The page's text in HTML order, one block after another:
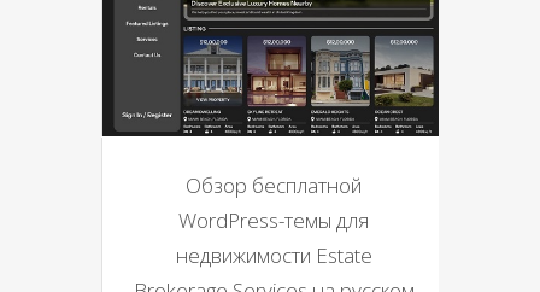
Обзор бесплатной
WordPress-темы для
недвижимости Estate